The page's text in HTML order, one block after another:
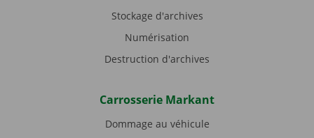
Stockage d'archives
Numérisation
Destruction d'archives
Carrosserie Markant
Dommage au véhicule